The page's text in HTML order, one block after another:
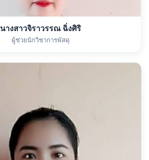
นางสาวจิราวรรณ ฉิ่งศิริ
ผู้ช่วยนักวิชาการพัสดุ